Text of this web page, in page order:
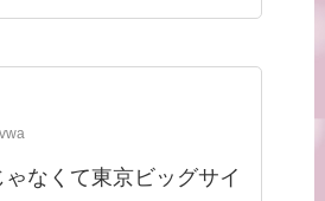
なくて東京ビッグサイ